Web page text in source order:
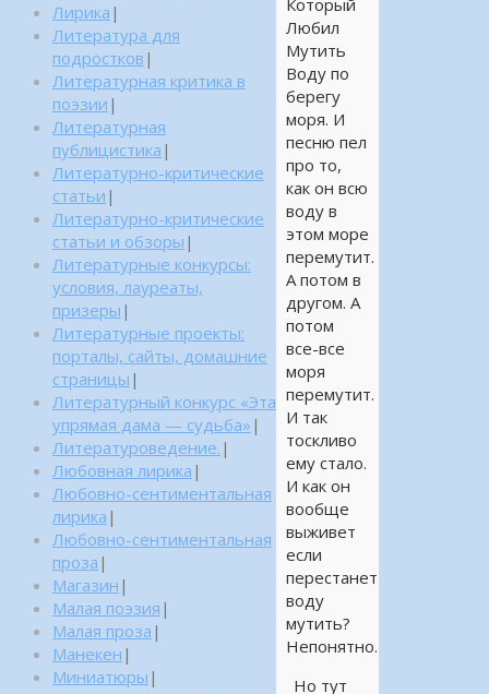
Который
Любил
Мутить
Воду по
берегу
моря. И
песню пел
про то,
как он всю
воду в
этом море
перемутит.
А потом в
другом. А
потом
все-все
моря
перемутит.
И так
тоскливо
ему стало.
И как он
вообще
выживет
если
перестанет
воду
мутить?
Непонятно.
Но тут
Лирика |
Литература для
подростков |
Литературная критика в
поэзии |
Литературная
публицистика |
Литературно-критические
статьи |
Литературно-критические
статьи и обзоры |
Литературные конкурсы:
условия, лауреаты,
призеры |
Литературные проекты:
порталы, сайты, домашние
страницы |
Литературный конкурс «Эта
упрямая дама — судьба» |
Литературоведение. |
Любовная лирика |
Любовно-сентиментальная
лирика |
Любовно-сентиментальная
проза |
Магазин |
Малая поэзия |
Малая проза |
Манекен |
Миниатюры |